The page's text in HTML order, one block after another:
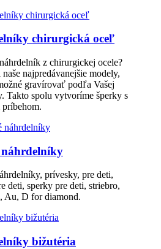
chirurgická oceľ
z chirurgickej ocele?
najpredávanejšie modely,
gravírovať podľa Vašej
Takto spolu vytvoríme šperky s
náhrdelníky
prívesky, pre deti,
deti, sperky pre deti, striebro,
Au, D for diamond.
bižutéria